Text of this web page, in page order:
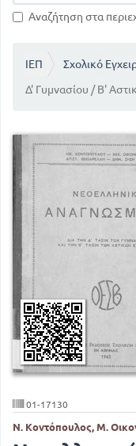
Αναζήτηση στα
ΙΕΠ
Σχολικό
Δ' Γυμνασίου / Β'
01-17130
Ν. Κοντόπουλος, Μ.